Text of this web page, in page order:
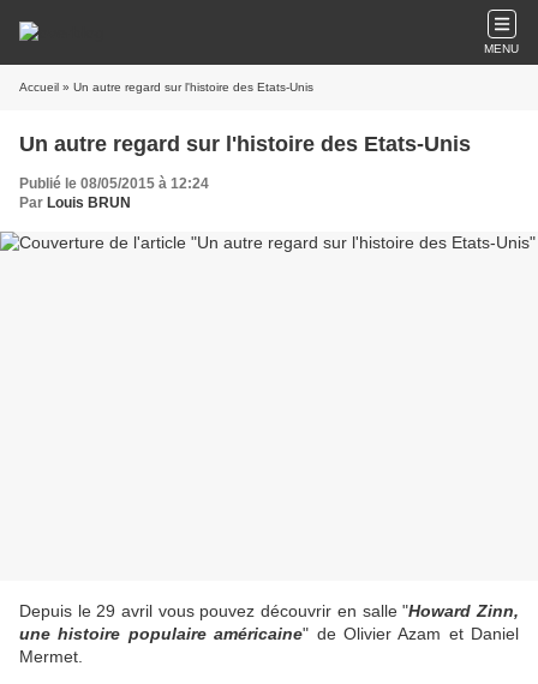
MENU
Accueil » Un autre regard sur l'histoire des Etats-Unis
Un autre regard sur l'histoire des Etats-Unis
Publié le 08/05/2015 à 12:24
Par Louis BRUN
Depuis le 29 avril vous pouvez découvrir en salle "Howard Zinn,
une histoire populaire américaine" de Olivier Azam et Daniel
Mermet.